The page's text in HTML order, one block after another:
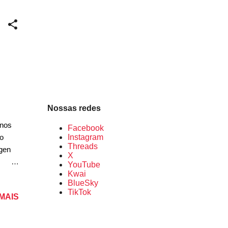
Nossas redes
Facebook
Instagram
Threads
X
YouTube
Kwai
BlueSky
TikTok